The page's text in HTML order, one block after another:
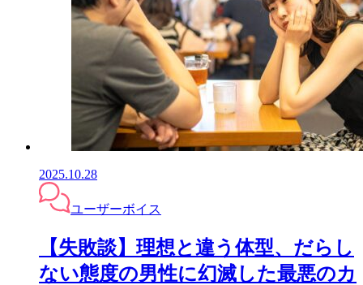
2025.10.28
ユーザーボイス
【失敗談】理想と違う体型、だらし
ない態度の男性に幻滅した最悪のカ